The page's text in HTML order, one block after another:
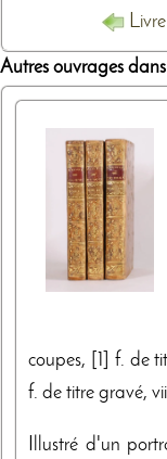
Livre
Autres ouvrages dans
coupes, [1] f. de
f. de titre gravé,
Illustré d'un